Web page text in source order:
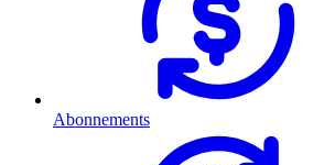
Abonnements